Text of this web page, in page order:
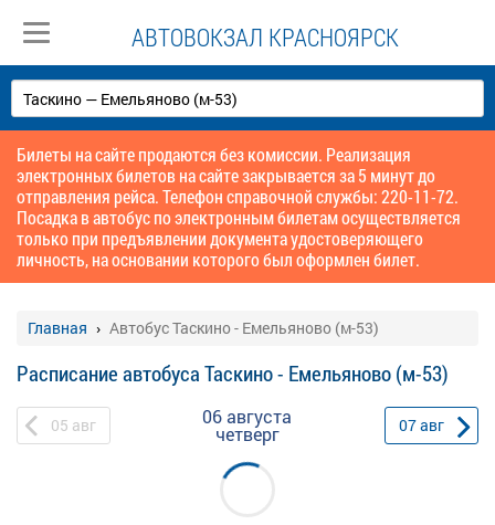
АВТОВОКЗАЛ КРАСНОЯРСК
Билеты на сайте продаются без комиссии. Реализация
электронных билетов на сайте закрывается за 5 минут до
отправления рейса. Телефон справочной службы: 220-11-72.
Посадка в автобус по электронным билетам осуществляется
только при предъявлении документа удостоверяющего
личность, на основании которого был оформлен билет.
Главная Автобус Таскино - Емельяново (м-53)
Расписание автобуса Таскино - Емельяново (м-53)
05 авг 06 августа
четверг 07авг